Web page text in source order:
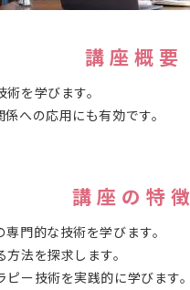
講 座 概 要
を学びます。
への応用にも有効です。
講 座 の 特 徴
門的な技術を学びます。
法を探求します。
ー技術を実践的に学びます。